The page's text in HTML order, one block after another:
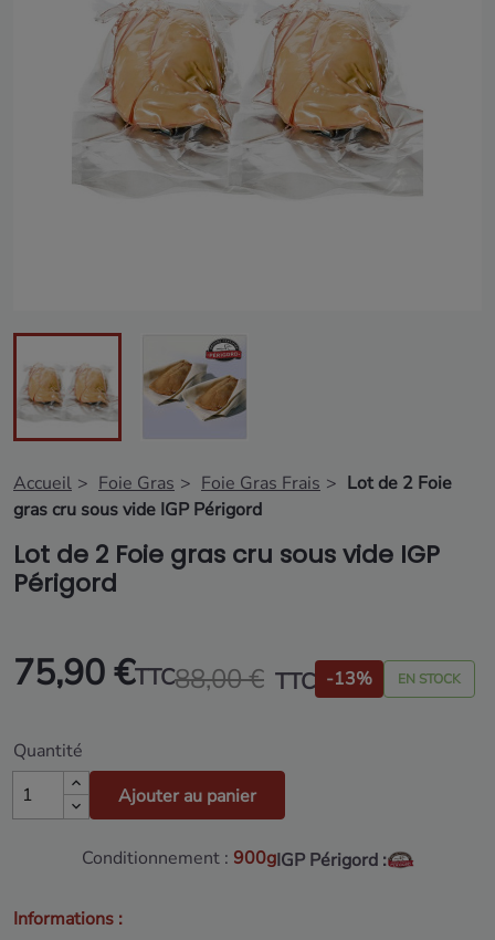
Accueil Foie Gras Foie Gras Frais
Lot de 2 Foie
gras cru sous vide IGP Périgord
Lot de 2 Foie gras cru sous vide IGP
Périgord
75,90 €TTC88,00 € TTC -13% EN STOCK
Quantité
Ajouter au panier
Conditionnement : 900gIGP Périgord :
Informations :